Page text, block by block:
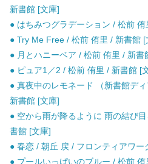
新書館 [文庫]
● はちみつグラデーション / 松前
● Try Me Free / 松前 侑里 / 新書館 [
● 月とハニーベア / 松前 侑里 / 新書
● ピュア1／2 / 松前 侑里 / 新書館 [
● 真夜中のレモネード （新書館デ
新書館 [文庫]
● 空から雨が降るように 雨の結び
書館 [文庫]
● 春恋 / 朝丘 戻 / フロンティアワー
● プールいっぱいのブルー / 松前